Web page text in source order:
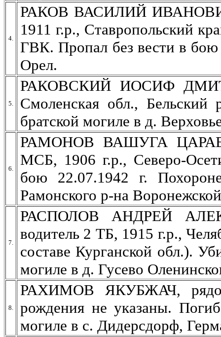
4.
РАКОВ ВАСИЛИЙ
1911 г.р., Ставропольский
ГВК. Пропал без вести в бою
Орел.
5.
РАКОВСКИЙ ИОСИФ
Смоленская обл.,
братской могиле в д.
6.
РАМОНОВ ВАШУГА
МСБ, 1906 г.р., Северо-
бою 22.07.1942 г.
Рамонского р-на
7.
РАСПОЛОВ АНДРЕЙ
водитель 2 ТБ, 1915 г.р.,
составе Курганской обл.).
могиле в д. Гусево
8.
РАХИМОВ ЯКУБЖАЧ,
рождения не указаны.
могиле в с. Дидерсдорф,